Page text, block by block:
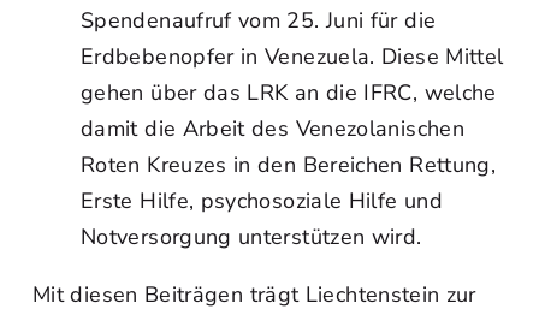
Spendenaufruf vom 25. Juni für die
Erdbebenopfer in Venezuela. Diese Mittel
gehen über das LRK an die IFRC, welche
damit die Arbeit des Venezolanischen
Roten Kreuzes in den Bereichen Rettung,
Erste Hilfe, psychosoziale Hilfe und
Notversorgung unterstützen wird.
Mit diesen Beiträgen trägt Liechtenstein zur